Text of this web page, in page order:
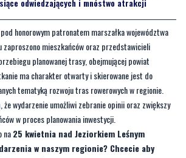
odwiedzających i mnóstwo atrakcji
honorowym patronatem marszałka województwa
zaproszono mieszkańców oraz przedstawicieli
planowanej trasy, obejmującej powiat
ma charakter otwarty i skierowane jest do
tematyką rozwoju tras rowerowych w regionie.
że wydarzenie umożliwi zebranie opinii oraz zwiększy
w proces planowania inwestycji.
na25 kwietnia nad Jeziorkiem Leśnym
w naszym regionie? Chcecie aby